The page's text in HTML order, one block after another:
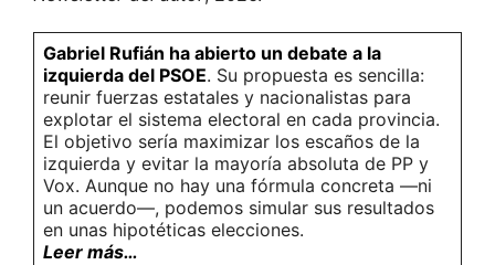
Gabriel Rufián ha abierto un debate a la
izquierda del PSOE. Su propuesta es sencilla:
reunir fuerzas estatales y nacionalistas para
explotar el sistema electoral en cada provincia.
El objetivo sería maximizar los escaños de la
izquierda y evitar la mayoría absoluta de PP y
Vox. Aunque no hay una fórmula concreta —ni
un acuerdo—, podemos simular sus resultados
en unas hipotéticas elecciones.
Leer más…